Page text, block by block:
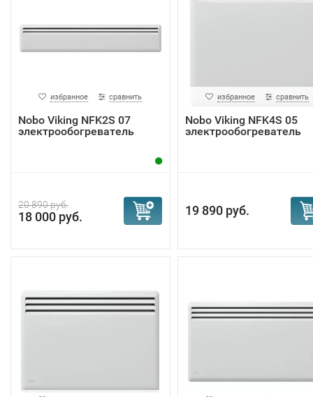
избранное сравнить
Nobo Viking NFK2S 07
электрообогреватель
20 890 руб.
18 000 руб.
избранное сравнить
Nobo Viking NFK4S 05
электрообогреватель
19 890 руб.